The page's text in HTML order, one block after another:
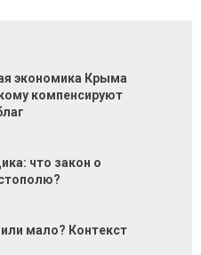
экономика Крыма
компенсируют
что закон о
мало? Контекст